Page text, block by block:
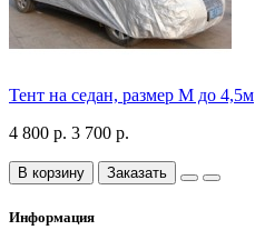
Тент на седан, размер М до 4,5м
4 800 р. 3 700 р.
В корзину Заказать
Информация